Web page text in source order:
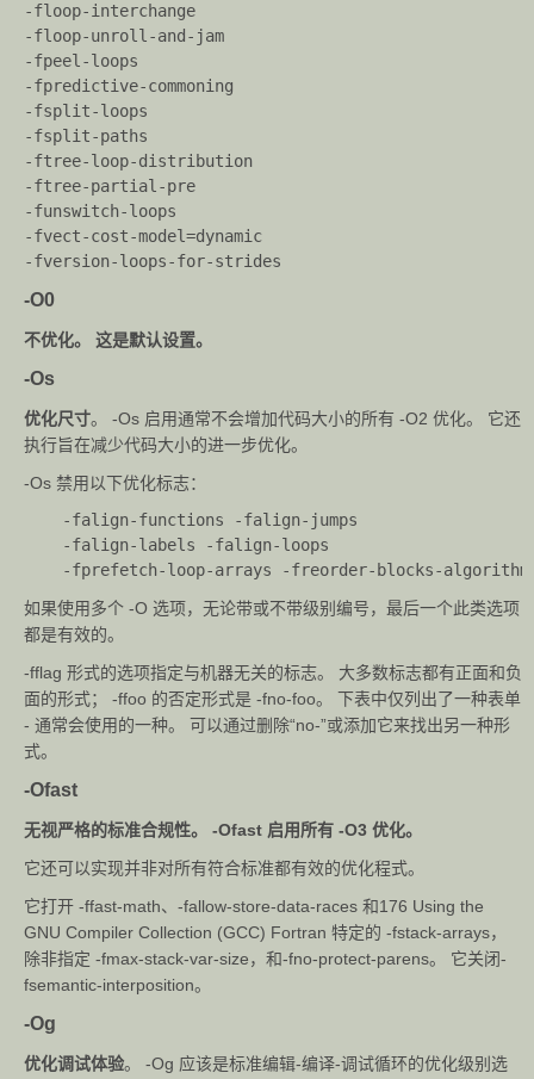
-time 每个子进程的执行时间。
-specs=
<文件>
使用 <文件> 的内容覆盖内置规范。
-std=<
标准>
假设输入源适用于<标准>。
--
sysroot
=
使用作为标头的根目录和库路径。
录>
将<目录> 添加到编译器的搜索路径。
-v
-### 与 -v 类似，但引用了选项并且不执行命令。
-E 仅预处理； 不要编译、汇编或链接。
只编译； 不要组装或链接。
编译和汇编，但不链接。
-pie 创建动态链接位置独立可执行的。
-shared 创建共享库。
-x <语
言>
指定以下输入文件的语言。
允许的语言包括： c c++ 汇编语言 none。'none'
-include
一个文件的时候,就可以用它设定,功能就相当于在
代码中使用 **#include**。
-
imacros
file
将 file 文件的宏, 扩展到 gcc/g++ 的输入文件, 宏
定义本身并不出现在输入文件中。
traditio
nal
-floop-interchange
-floop-unroll-and-jam
-fpeel-loops
-fpredictive-commoning
-fsplit-loops
-fsplit-paths
-ftree-loop-distribution
-ftree-partial-pre
-funswitch-loops
-fvect-cost-model=dynamic
-fversion-loops-for-strides
-O0
不优化。 这是默认设置。
-Os
优化尺寸。 -Os 启用通常不会增加代码大小的所有 -O2 优化。 它还
执行旨在减少代码大小的进一步优化。
-Os 禁用以下优化标志：
-falign-functions -falign-jumps
-falign-labels -falign-loops
-fprefetch-loop-arrays -freorder-blocks-
如果使用多个 -O 选项，无论带或不带级别编号，最后一个此类选项
都是有效的。
-fflag 形式的选项指定与机器无关的标志。 大多数标志都有正面和负
面的形式； -ffoo 的否定形式是 -fno-foo。 下表中仅列出了一种表单
- 通常会使用的一种。 可以通过删除“no-”或添加它来找出另一种形
式。
-Ofast
无视严格的标准合规性。 -Ofast 启用所有 -O3 优化。
它还可以实现并非对所有符合标准都有效的优化程式。
它打开 -ffast-math、-fallow-store-data-races 和176 Using the
GNU Compiler Collection (GCC) Fortran 特定的 -fstack-arrays，
除非指定 -fmax-stack-var-size，和-fno-protect-parens。 它关闭-
fsemantic-interposition。
-Og
优化调试体验。 -Og 应该是标准编辑-编译-调试循环的优化级别选